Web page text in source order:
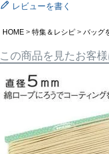
レビューを書く
HOME 特集＆レシピ バッグ
この商品を見たお客